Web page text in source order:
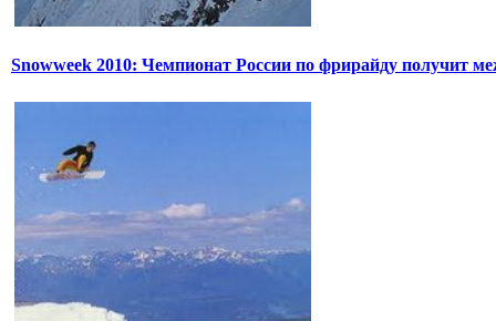
Snowweek 2010: Чемпионат России по фрирайду получит